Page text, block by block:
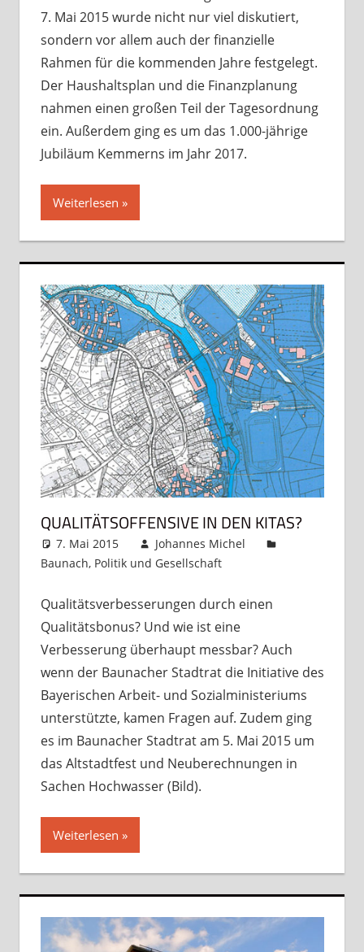
7. Mai 2015 wurde nicht nur viel diskutiert,
sondern vor allem auch der finanzielle
Rahmen für die kommenden Jahre festgelegt.
Der Haushaltsplan und die Finanzplanung
nahmen einen großen Teil der Tagesordnung
ein. Außerdem ging es um das 1.000-jährige
Jubiläum Kemmerns im Jahr 2017.
Weiterlesen
QUALITÄTSOFFENSIVE IN DEN KITAS?
7. Mai 2015
Johannes Michel
Baunach, Politik und Gesellschaft
Qualitätsverbesserungen durch einen
Qualitätsbonus? Und wie ist eine
Verbesserung überhaupt messbar? Auch
wenn der Baunacher Stadtrat die Initiative des
Bayerischen Arbeit- und Sozialministeriums
unterstützte, kamen Fragen auf. Zudem ging
es im Baunacher Stadtrat am 5. Mai 2015 um
das Altstadtfest und Neuberechnungen in
Sachen Hochwasser (Bild).
Weiterlesen